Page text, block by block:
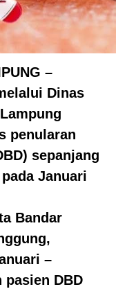
–
Dinas
penularan
sepanjang
Januari
Bandar
–
pasien DBD